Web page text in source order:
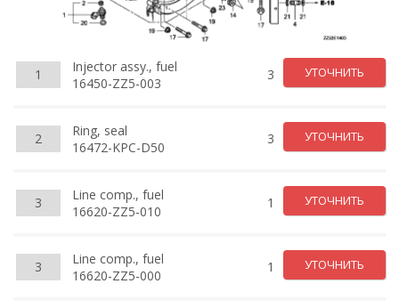
1
Injector assy., fuel
16450-ZZ5-003
3 УТОЧНИТЬ
2
Ring, seal
16472-KPC-D50
3 УТОЧНИТЬ
3
Line comp., fuel
16620-ZZ5-010
1 УТОЧНИТЬ
3
Line comp., fuel
16620-ZZ5-000
1 УТОЧНИТЬ